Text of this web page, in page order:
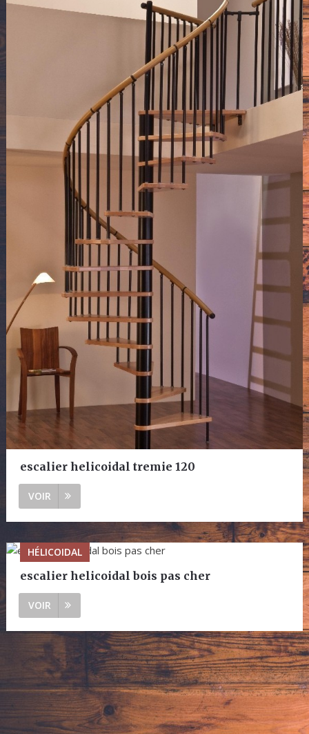
escalier helicoidal tremie 120
VOIR
HÉLICOIDAL
escalier helicoidal bois pas cher
VOIR